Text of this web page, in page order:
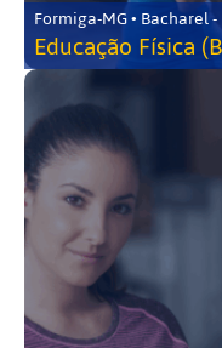
Formiga-MG • Bacharel
Educação Física